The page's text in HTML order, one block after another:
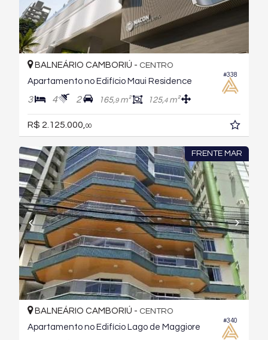
#338
BALNEÁRIO CAMBORIÚ - CENTRO
Apartamento no Edifício Maui Residence
3 4 2 165,9m² 125,4m²
R$ 2.125.000, 00
FRENTE MAR
#340
BALNEÁRIO CAMBORIÚ - CENTRO
Apartamento no Edifício Lago de Maggiore